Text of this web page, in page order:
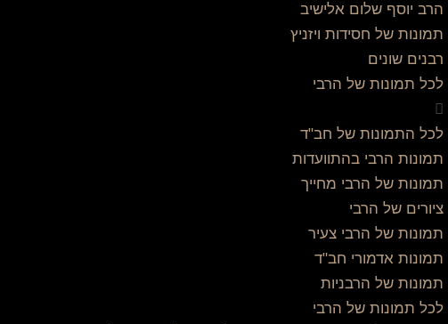
הרב יוסף שלום אלישיב
תמונות של חסידות ויזניץ
רבנים שונים
לכל תמונות של הרבי
לכל התמונות של חב"ד
תמונות הרבי בהתוועדות
תמונות של הרבי מחייך
ציורים של הרבי
תמונות של הרבי צעיר
תמונות אדמורי חב"ד
תמונות של הרבניות
לכל תמונות של הרבי